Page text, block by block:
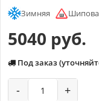
Зимняя
5040 руб.
Под заказ
- +